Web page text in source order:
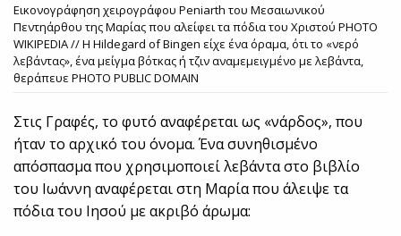
Εικονογράφηση χειρογράφου Peniarth του Μεσαιωνικού
Πεντηάρθου της Μαρίας που αλείφει τα πόδια του Χριστού PHOTO
WIKIPEDIA // Η Hildegard of Bingen είχε ένα όραμα, ότι το «νερό
λεβάντας», ένα μείγμα βότκας ή τζιν αναμεμειγμένο με λεβάντα,
θεράπευε PHOTO PUBLIC DOMAIN
Στις Γραφές, το φυτό αναφέρεται ως «νάρδος», που
ήταν το αρχικό του όνομα. Ένα συνηθισμένο
απόσπασμα που χρησιμοποιεί λεβάντα στο βιβλίο
του Ιωάννη αναφέρεται στη Μαρία που άλειψε τα
πόδια του Ιησού με ακριβό άρωμα: